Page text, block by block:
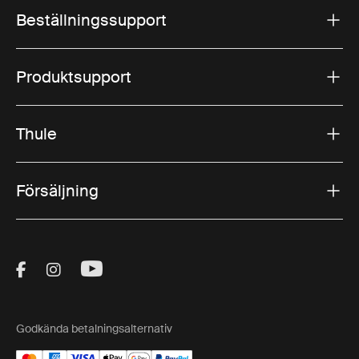
Beställningssupport
Produktsupport
Thule
Försäljning
Visit Thule on Facebook (external link)
Visit Thule on Instagram (external link)
Visit Thule on Youtube (external
Godkända betalningsalternativ